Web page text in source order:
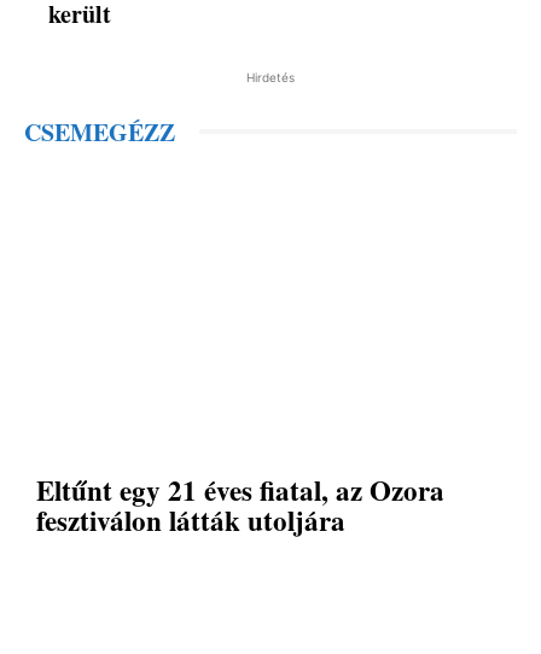
került
Hirdetés
CSEMEGÉZZ
Eltűnt egy 21 éves fiatal, az Ozora
fesztiválon látták utoljára